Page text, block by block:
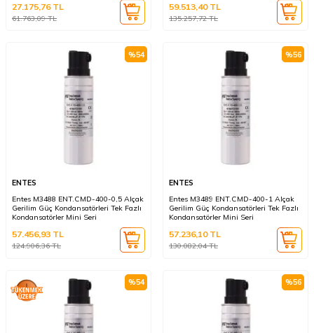
61.763,09TL
27.175,76TL
135.257,72TL
59.513,40TL
%54
ENTES
Entes M3488 ENT.CMD-400-0,5 Alçak
Gerilim Güç Kondansatörleri Tek Fazlı
Kondansatörler Mini Seri
124.906,36TL
57.456,93 TL
%56
ENTES
Entes M3489 ENT.CMD-400-1 Alçak
Gerilim Güç Kondansatörleri Tek Fazlı
Kondansatörler Mini Seri
130.082,04TL
57.236,10TL
%54 %56